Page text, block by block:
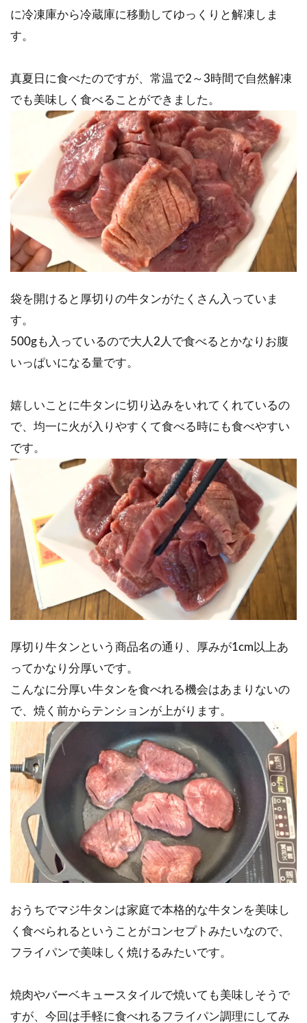
に冷凍庫から冷蔵庫に移動してゆっくりと解凍しま
す。
真夏日に食べたのですが、常温で2～3時間で自然解凍
でも美味しく食べることができました。
袋を開けると厚切りの牛タンがたくさん入っていま
す。
500gも入っているので大人2人で食べるとかなりお腹
いっぱいになる量です。
嬉しいことに牛タンに切り込みをいれてくれているの
で、均一に火が入りやすくて食べる時にも食べやすい
です。
厚切り牛タンという商品名の通り、厚みが1cm以上あ
ってかなり分厚いです。
こんなに分厚い牛タンを食べれる機会はあまりないの
で、焼く前からテンションが上がります。
おうちでマジ牛タンは家庭で本格的な牛タンを美味し
く食べられるということがコンセプトみたいなので、
フライパンで美味しく焼けるみたいです。
焼肉やバーベキュースタイルで焼いても美味しそうで
すが、今回は手軽に食べれるフライパン調理にしてみ